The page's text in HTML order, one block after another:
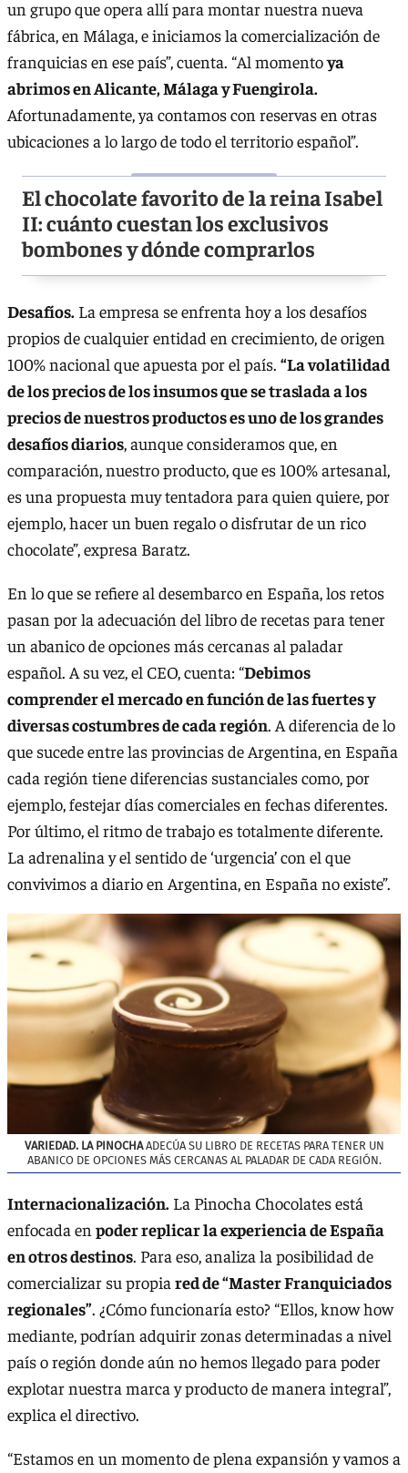
un grupo que opera allí para montar nuestra nueva
fábrica, en Málaga, e iniciamos la comercialización de
franquicias en ese país”, cuenta. “Al momentoya
abrimos en Alicante, Málaga y Fuengirola.
Afortunadamente, ya contamos con reservas en otras
ubicaciones a lo largo de todo el territorio español”.
El chocolate favorito de la reina Isabel
II: cuánto cuestan los exclusivos
bombones y dónde comprarlos
Desafíos. La empresa se enfrenta hoy a los desafíos
propios de cualquier entidad en crecimiento, de origen
100% nacional que apuesta por el país. “La volatilidad
de los precios de los insumos que se traslada a los
precios de nuestros productos es uno de los grandes
desafíos diarios, aunque consideramos que, en
comparación, nuestro producto, que es 100% artesanal,
es una propuesta muy tentadora para quien quiere, por
ejemplo, hacer un buen regalo o disfrutar de un rico
chocolate”, expresa Baratz.
En lo que se refiere al desembarco en España, los retos
pasan por la adecuación del libro de recetas para tener
un abanico de opciones más cercanas al paladar
español. A su vez, el CEO, cuenta: “Debimos
comprender el mercado en función de las fuertes y
diversas costumbres de cada región. A diferencia de lo
que sucede entre las provincias de Argentina, en España
cada región tiene diferencias sustanciales como, por
ejemplo, festejar días comerciales en fechas diferentes.
Por último, el ritmo de trabajo es totalmente diferente.
La adrenalina y el sentido de ‘urgencia’ con el que
convivimos a diario en Argentina, en España no existe”.
VARIEDAD. LA PINOCHAADECÚA SU LIBRO DE RECETAS PARA TENER UN
ABANICO DE OPCIONES MÁS CERCANAS AL PALADAR DE CADA REGIÓN.
Internacionalización. La Pinocha Chocolates está
enfocada en poder replicar la experiencia de España
en otros destinos. Para eso, analiza la posibilidad de
comercializar su propia red de “Master Franquiciados
regionales”. ¿Cómo funcionaría esto? “Ellos, know how
mediante, podrían adquirir zonas determinadas a nivel
país o región donde aún no hemos llegado para poder
explotar nuestra marca y producto de manera integral”,
explica el directivo.
“Estamos en un momento de plena expansión y vamos a